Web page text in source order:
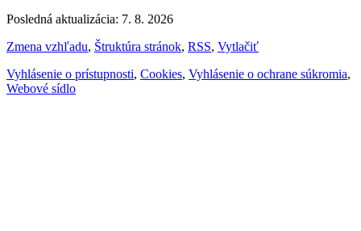
Posledná aktualizácia: 7. 8. 2026
Zmena vzhľadu, Štruktúra stránok, RSS, Vytlačiť
Vyhlásenie o prístupnosti, Cookies, Vyhlásenie o ochrane súkromia,
Webové sídlo